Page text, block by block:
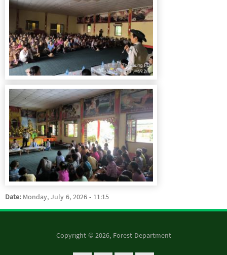
Date: Monday, July 6, 2026 - 11:15
Copyright © 2026, Forest Department